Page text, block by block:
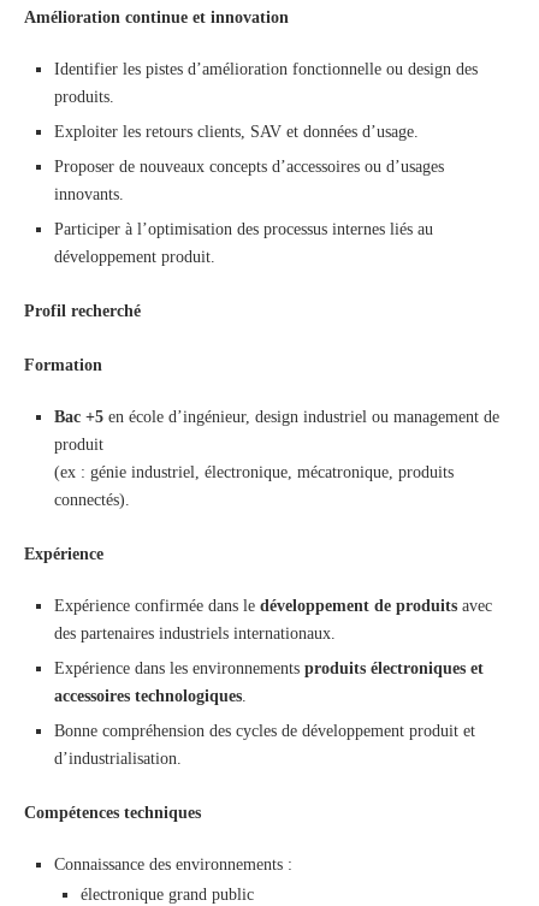
Amélioration continue et innovation
Identifier les pistes d’amélioration fonctionnelle ou design des
produits.
Exploiter les retours clients, SAV et données d’usage.
Proposer de nouveaux concepts d’accessoires ou d’usages
innovants.
Participer à l’optimisation des processus internes liés au
développement produit.
Profil recherché
Formation
Bac +5 en école d’ingénieur, design industriel ou management de
produit
(ex : génie industriel, électronique, mécatronique, produits
connectés).
Expérience
Expérience confirmée dans le développement de produits avec
des partenaires industriels internationaux.
Expérience dans les environnements produits électroniques et
accessoires technologiques.
Bonne compréhension des cycles de développement produit et
d’industrialisation.
Compétences techniques
Connaissance des environnements :
électronique grand public